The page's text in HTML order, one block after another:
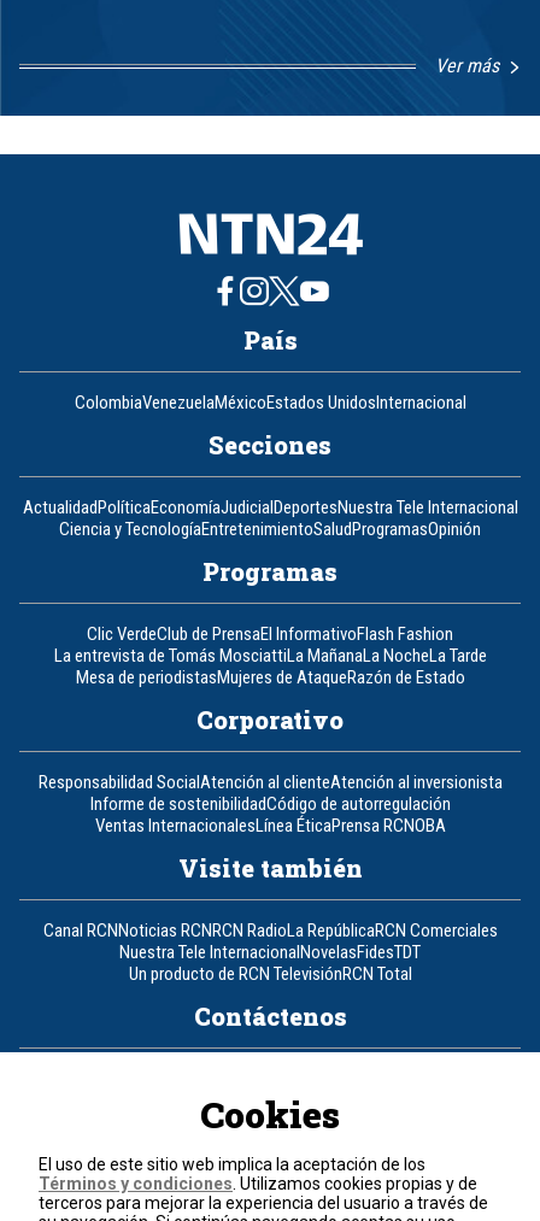
Ver más
1
8
País
ColombiaVenezuelaMéxicoEstados UnidosInternacional
Secciones
ActualidadPolíticaEconomíaJudicialDeportesNuestra Tele Internacional
Ciencia y TecnologíaEntretenimientoSaludProgramasOpinión
Programas
Clic VerdeClub de PrensaEl InformativoFlash Fashion
La entrevista de Tomás MosciattiLa MañanaLa NocheLa Tarde
Mesa de periodistasMujeres de AtaqueRazón de Estado
Corporativo
Responsabilidad SocialAtención al clienteAtención al inversionista
Informe de sostenibilidadCódigo de autorregulación
Ventas InternacionalesLínea ÉticaPrensa RCNOBA
Visite también
Canal RCNNoticias RCNRCN RadioLa RepúblicaRCN Comerciales
Nuestra Tele InternacionalNovelasFidesTDT
Un producto de RCN TelevisiónRCN Total
Contáctenos
Política de cookies
Términos y condiciones
Cookies
El uso de este sitio web implica la aceptación de los
Términos y condiciones . Utilizamos cookies propias y de
terceros para mejorar la experiencia del usuario a través de